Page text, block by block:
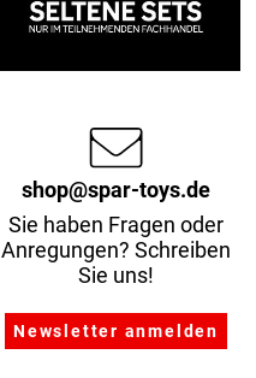
shop@spar-toys.de
Sie haben Fragen oder
Anregungen? Schreiben
Sie uns!